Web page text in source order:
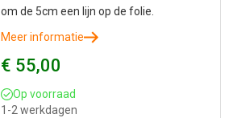
om de 5cm een lijn op de folie.
Meer informatie
€ 55,00
Op voorraad
1-2 werkdagen